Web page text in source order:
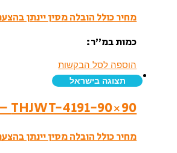
מחיר כולל הובלה מסין יינתן
כמות במ”ר:
הוספה לסל הבקשות
תצוגה בישראל
THJWT-4191-90×90 – ריצוף גרניט פורצלן- לאפטו
מחיר כולל הובלה מסין יינתן